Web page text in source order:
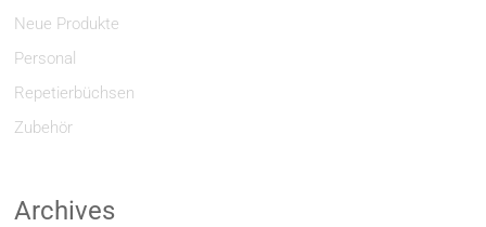
Neue Produkte
Personal
Repetierbüchsen
Zubehör
Archives